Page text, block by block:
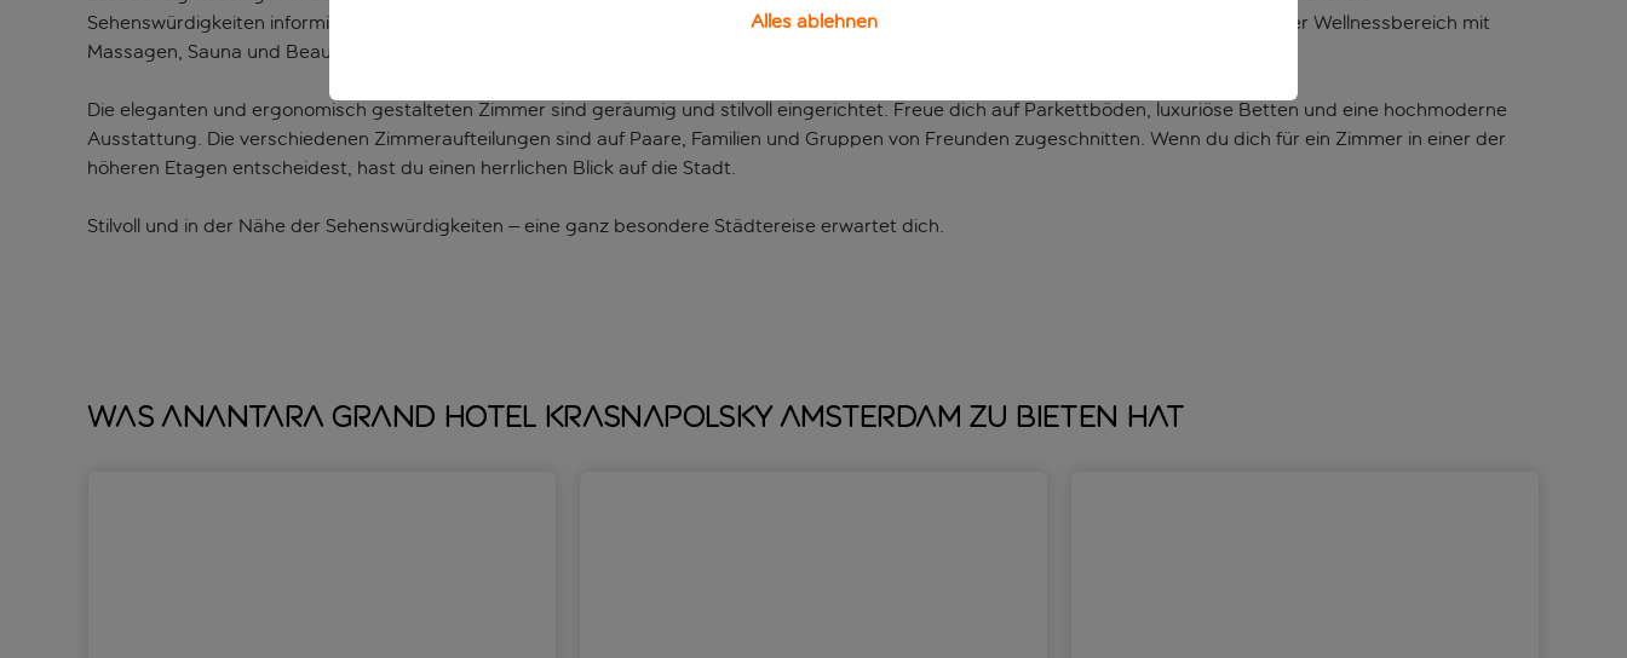
Sehenswürdigkeiten informieren. Wenn du nicht gerade unterwegs bist, stehen dir im Hotel auch der Fitnessbereich und ein preisgekrönter Wellnessbereich mit
Massagen, Sauna und Beauty-Anwendungen zur Verfügung.
Die eleganten und ergonomisch gestalteten Zimmer sind geräumig und stilvoll eingerichtet. Freue dich auf Parkettböden, luxuriöse Betten und eine hochmoderne
Ausstattung. Die verschiedenen Zimmeraufteilungen sind auf Paare, Familien und Gruppen von Freunden zugeschnitten. Wenn du dich für ein Zimmer in einer der
höheren Etagen entscheidest, hast du einen herrlichen Blick auf die Stadt.
Stilvoll und in der Nähe der Sehenswürdigkeiten – eine ganz besondere Städtereise erwartet dich.
Was Anantara Grand Hotel Krasnapolsky Amsterdam zu bieten hat
Alles ablehnen